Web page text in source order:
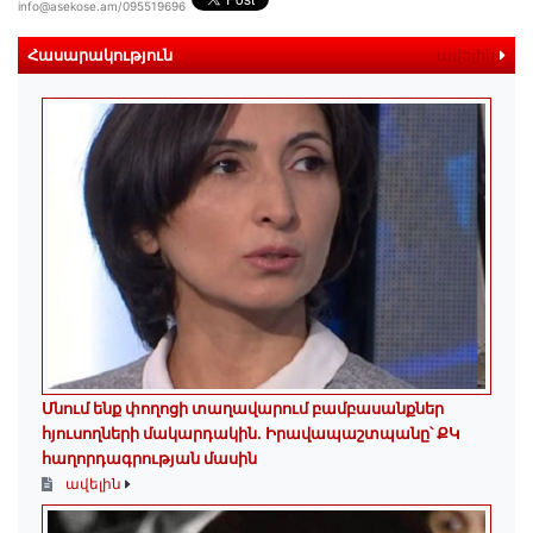
info@asekose.am/095519696
Հասարակություն ավելին
Մնում ենք փողոցի տաղավարում բամբասանքներ
հյուսողների մակարդակին․ Իրավապաշտպանը՝ ՔԿ
հաղորդագրության մասին
ավելին